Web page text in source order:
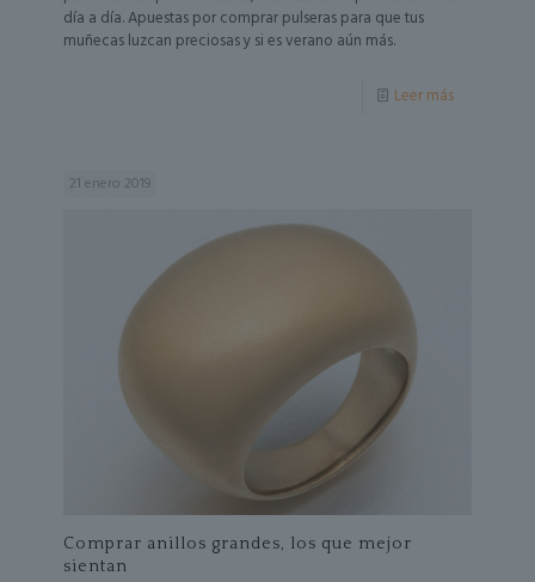
día a día. Apuestas por comprar pulseras para que tus
muñecas luzcan preciosas y si es verano aún más.
Leer más
21 enero 2019
Comprar anillos grandes, los que mejor
sientan